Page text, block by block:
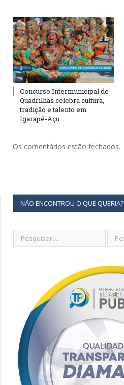
Concurso Intermunicipal de
Quadrilhas celebra cultura,
tradição e talento em
Igarapé-Açu
Os comentários estão fechados.
NÃO ENCONTROU O QUE QUERIA?